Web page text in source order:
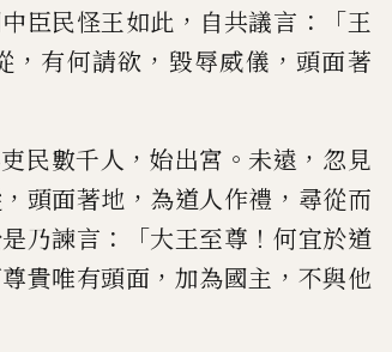
臣民怪王如此 ， 自共議言 ：「王
， 有何請欲 ， 毀辱威儀 ，頭面著
民數千人 ， 始出宮 。 未遠 ， 忽見
， 頭面著地 ， 為道人作禮 ， 尋從而
乃諫言 ：「大王至尊 ！ 何宜於道
貴唯有頭面 ， 加為國主 ， 不與他